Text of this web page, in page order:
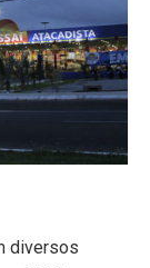
diversos